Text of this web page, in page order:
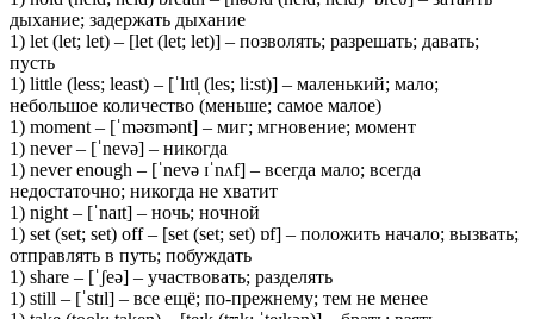
дыхание; задержать дыхание
1) let (let; let) – [let (let; let)] – позволять; разрешать; давать;
пусть
1) little (less; least) – [ˈlɪtl̩ (les; li:st)] – маленький; мало;
небольшое количество (меньше; самое малое)
1) moment – [ˈməʊmənt] – миг; мгновение; момент
1) never – [ˈnevə] – никогда
1) never enough – [ˈnevə ɪˈnʌf] – всегда мало; всегда
недостаточно; никогда не хватит
1) night – [ˈnaɪt] – ночь; ночной
1) set (set; set) off – [set (set; set) ɒf] – положить начало; вызвать;
отправлять в путь; побуждать
1) share – [ˈʃeə] – участвовать; разделять
1) still – [ˈstɪl] – все ещё; по-прежнему; тем не менее